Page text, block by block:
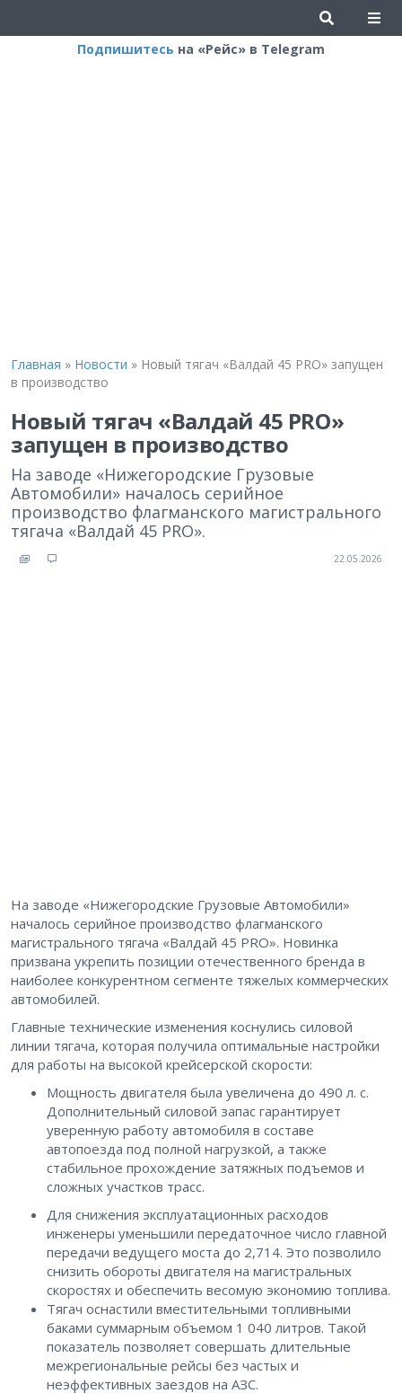
Подпишитесь на «Рейс» в Telegram
Главная » Новости » Новый тягач «Валдай 45 PRO» запущен
в производство
Новый тягач «Валдай 45 PRO»
запущен в производство
На заводе «Нижегородские Грузовые
Автомобили» началось серийное
производство флагманского магистрального
тягача «Валдай 45 PRO».
22.05.2026
На заводе «Нижегородские Грузовые Автомобили»
началось серийное производство флагманского
магистрального тягача «Валдай 45 PRO». Новинка
призвана укрепить позиции отечественного бренда в
наиболее конкурентном сегменте тяжелых коммерческих
автомобилей.
Главные технические изменения коснулись силовой
линии тягача, которая получила оптимальные настройки
для работы на высокой крейсерской скорости:
Мощность двигателя была увеличена до 490 л. с.
Дополнительный силовой запас гарантирует
уверенную работу автомобиля в составе
автопоезда под полной нагрузкой, а также
стабильное прохождение затяжных подъемов и
сложных участков трасс.
Для снижения эксплуатационных расходов
инженеры уменьшили передаточное число главной
передачи ведущего моста до 2,714. Это позволило
снизить обороты двигателя на магистральных
скоростях и обеспечить весомую экономию топлива.
Тягач оснастили вместительными топливными
баками суммарным объемом 1 040 литров. Такой
показатель позволяет совершать длительные
межрегиональные рейсы без частых и
неэффективных заездов на АЗС.